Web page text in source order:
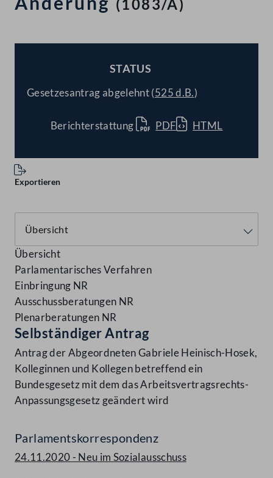
(1083/A)
STATUS
Gesetzesantrag abgelehnt (525 d.B.)
Berichterstattung PDF HTML
Exportieren
Übersicht
Parlamentarisches Verfahren
Einbringung NR
Ausschussberatungen NR
Plenarberatungen NR
Selbständiger Antrag
Antrag der Abgeordneten Gabriele Heinisch-Hosek,
Kolleginnen und Kollegen betreffend ein
Bundesgesetz mit dem das Arbeitsvertragsrechts-
Anpassungsgesetz geändert wird
Parlamentskorrespondenz
24.11.2020 - Neu im Sozialausschuss